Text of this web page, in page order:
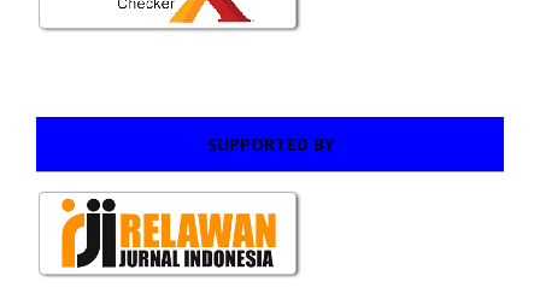
SUPPORTED BY